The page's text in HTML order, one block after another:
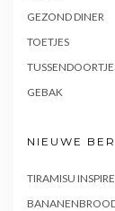
GEZOND DINER
TOETJES
GEBAK
NIEUWE
TIRAMISU